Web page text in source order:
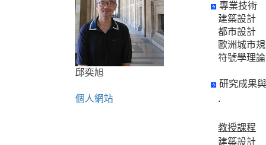
邱奕旭
個人網站
專業技術
建築設計
都市設計
歐洲城市
符號學理論
研究成果
.
教授課程
建築設計